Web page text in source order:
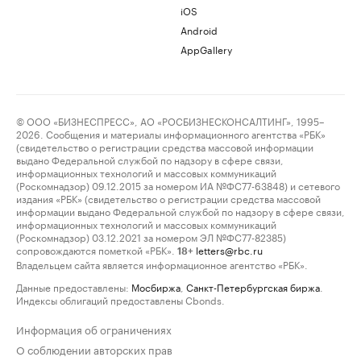
iOS
Android
AppGallery
© ООО «БИЗНЕСПРЕСС», АО «РОСБИЗНЕСКОНСАЛТИНГ», 1995–
2026. Сообщения и материалы информационного агентства «РБК»
(свидетельство о регистрации средства массовой информации
выдано Федеральной службой по надзору в сфере связи,
информационных технологий и массовых коммуникаций
(Роскомнадзор) 09.12.2015 за номером ИА №ФС77-63848) и сетевого
издания «РБК» (свидетельство о регистрации средства массовой
информации выдано Федеральной службой по надзору в сфере связи,
информационных технологий и массовых коммуникаций
(Роскомнадзор) 03.12.2021 за номером ЭЛ №ФС77-82385)
сопровождаются пометкой «РБК».
18+ letters@rbc.ru
Владельцем сайта является информационное агентство «РБК».
Данные предоставлены: Мосбиржа Санкт-Петербургская биржа
Индексы облигаций предоставлены Cbonds.
Информация об ограничениях
О соблюдении авторских прав